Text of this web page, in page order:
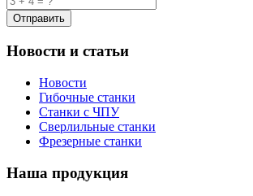
Новости и статьи
Новости
Гибочные станки
Станки с ЧПУ
Сверлильные станки
Фрезерные станки
Наша продукция